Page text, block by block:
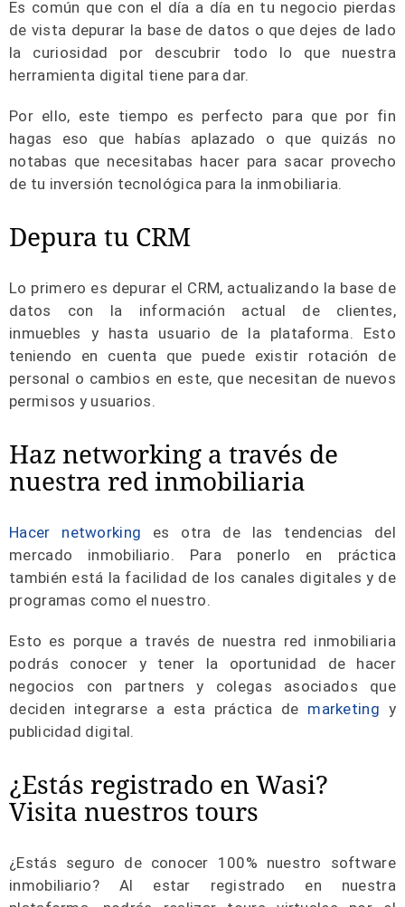
Es común que con el día a día en tu negocio pierdas
de vista depurar la base de datos o que dejes de lado
la curiosidad por descubrir todo lo que nuestra
herramienta digital tiene para dar.
Por ello, este tiempo es perfecto para que por fin
hagas eso que habías aplazado o que quizás no
notabas que necesitabas hacer para sacar provecho
de tu inversión tecnológica para la inmobiliaria.
Depura tu CRM
Lo primero es depurar el CRM, actualizando la base de
datos con la información actual de clientes,
inmuebles y hasta usuario de la plataforma. Esto
teniendo en cuenta que puede existir rotación de
personal o cambios en este, que necesitan de nuevos
permisos y usuarios.
Haz networking a través de
nuestra red inmobiliaria
Hacer networking es otra de las tendencias del
mercado inmobiliario. Para ponerlo en práctica
también está la facilidad de los canales digitales y de
programas como el nuestro.
Esto es porque a través de nuestra red inmobiliaria
podrás conocer y tener la oportunidad de hacer
negocios con partners y colegas asociados que
deciden integrarse a esta práctica de marketing y
publicidad digital.
¿Estás registrado en Wasi?
Visita nuestros tours
¿Estás seguro de conocer 100% nuestro software
inmobiliario? Al estar registrado en nuestra